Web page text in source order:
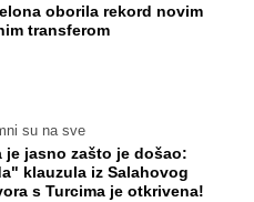
oborila rekord novim
transferom
su na sve
je jasno zašto je došao:
klauzula iz Salahovog
s Turcima je otkrivena!